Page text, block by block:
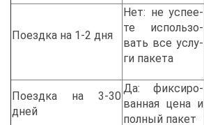
По­езд­ка на 1-2 дня
Нет: не успе­е­
те ис­поль­зо­
вать все услу­
ги па­ке­та
По­езд­ка на 3-30
дней
Да: фик­си­ро­
ван­ная це­на и
пол­ный па­кет